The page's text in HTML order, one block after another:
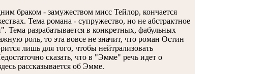
браком - замужеством мисс Тейлор, кончается
Тема романа - супружество, но не абстрактное
Тема разрабатывается в конкретных, фабульных
роль, то эта вовсе не значит, что роман Остин
лишь для того, чтобы нейтрализовать
сказать, что в "Эмме" речь идет о
рассказывается об Эмме.